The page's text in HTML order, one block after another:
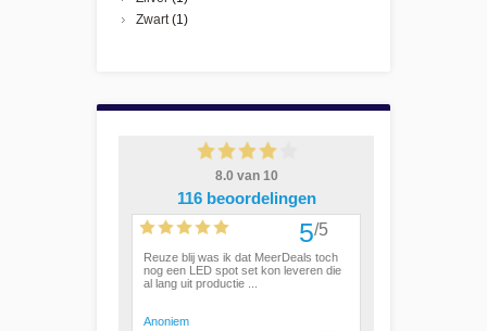
Zwart(1)